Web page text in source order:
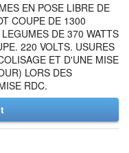
EN POSE LIBRE DE
COUPE DE 1300
DE 370 WATTS
220 VOLTS. USURES
ET D'UNE MISE
LORS DES
RDC.